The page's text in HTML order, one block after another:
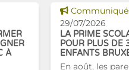
À
Voir cette
29/07/2026
LA PRIME
POUR PLUS DE
ENFANTS
En août, les